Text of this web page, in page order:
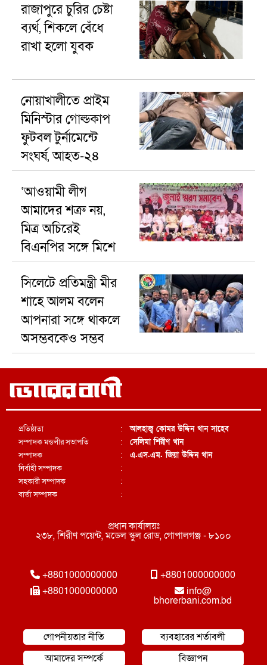
রাজাপুরে চুরির চেষ্টা
ব্যর্থ, শিকলে বেঁধে
রাখা হলো যুবক
নোয়াখালীতে প্রাইম
মিনিস্টার গোল্ডকাপ
ফুটবল টুর্নামেন্টে
সংঘর্ষ, আহত-২৪
‘আওয়ামী লীগ
আমাদের শত্রু নয়,
মিত্র অচিরেই
বিএনপির সঙ্গে মিশে
যাবে’—দিরাইয়ে এমপি
নাছির চৌধুরী।
সিলেটে প্রতিমন্ত্রী মীর
শাহে আলম বলেন
আপনারা সঙ্গে থাকলে
অসম্ভবকেও সম্ভব
করা যায়।
প্রতিষ্ঠাতা
সম্পাদক মন্ডলীর সভাপতি
সম্পাদক
নির্বাহী সম্পাদক
সহকারী সম্পাদক
বার্তা সম্পাদক
:
:
:
:
:
:
আলহাজ্ব কোমর উদ্দিন খান সাহেব
সেলিমা শিরীণ খান
এ.এস.এম. জিয়া উদ্দিন খান
প্রধান কার্যালয়ঃ
২৩৮, শিরীণ পয়েন্ট, মডেল স্কুল রোড, গোপালগঞ্জ - ৮১০০
+8801000000000
+8801000000000
+8801000000000
info@
bhorerbani.com.bd
গোপনীয়তার নীতি
ব্যবহারের শর্তাবলী
আমাদের সম্পর্কে
বিজ্ঞাপন